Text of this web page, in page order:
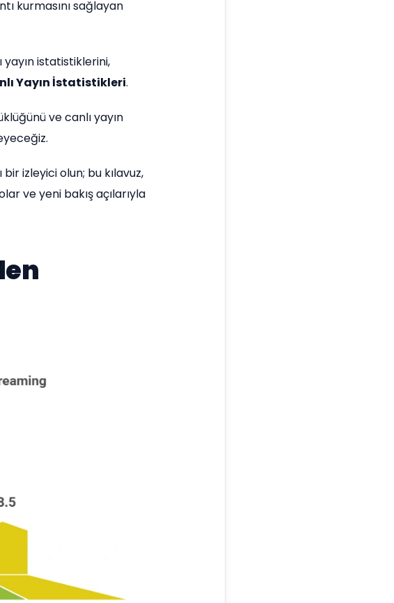
kurmasını sağlayan
istatistiklerini,
Yayın İstatistikleri.
ve canlı yayın
izleyici olun; bu kılavuz,
ve yeni bakış açılarıyla